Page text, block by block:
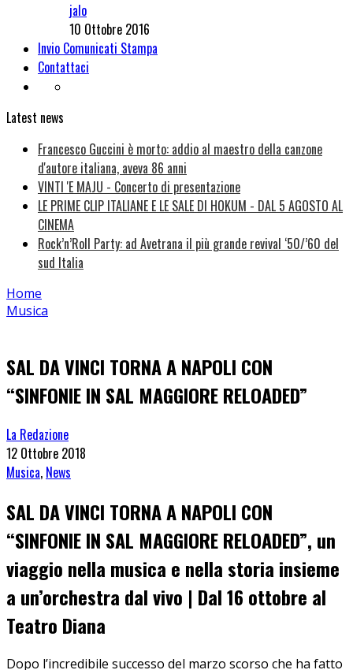
jalo
10 Ottobre 2016
Invio Comunicati Stampa
Contattaci
Latest news
Francesco Guccini è morto: addio al maestro della canzone
d'autore italiana, aveva 86 anni
VINTI 'E MAJU - Concerto di presentazione
LE PRIME CLIP ITALIANE E LE SALE DI HOKUM - DAL 5 AGOSTO AL
CINEMA
Rock’n’Roll Party: ad Avetrana il più grande revival ‘50/’60 del
sud Italia
Home
Musica
SAL DA VINCI TORNA A NAPOLI CON
“SINFONIE IN SAL MAGGIORE RELOADED”
La Redazione
12 Ottobre 2018
Musica, News
SAL DA VINCI TORNA A NAPOLI CON
“SINFONIE IN SAL MAGGIORE RELOADED”, un
viaggio nella musica e nella storia insieme
a un’orchestra dal vivo | Dal 16 ottobre al
Teatro Diana
Dopo l’incredibile successo del marzo scorso che ha fatto